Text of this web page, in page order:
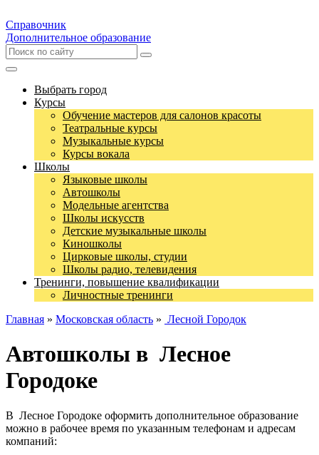
Справочник
Дополнительное образование
Выбрать город
Курсы
Обучение мастеров для салонов красоты
Театральные курсы
Музыкальные курсы
Курсы вокала
Школы
Языковые школы
Автошколы
Модельные агентства
Школы искусств
Детские музыкальные школы
Киношколы
Цирковые школы, студии
Школы радио, телевидения
Тренинги, повышение квалификации
Личностные тренинги
Главная » Московская область » Лесной Городок
Автошколы в Лесное
Городоке
В Лесное Городоке оформить дополнительное образование
можно в рабочее время по указанным телефонам и адресам
компаний: